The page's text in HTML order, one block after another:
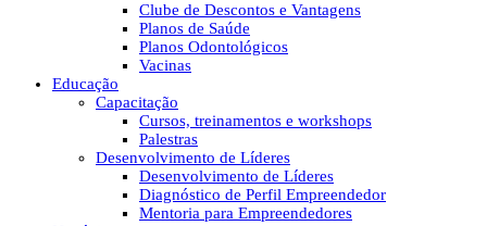
Clube de Descontos e Vantagens
Planos de Saúde
Planos Odontológicos
Vacinas
Educação
Capacitação
Cursos, treinamentos e workshops
Palestras
Desenvolvimento de Líderes
Desenvolvimento de Líderes
Diagnóstico de Perfil Empreendedor
Mentoria para Empreendedores